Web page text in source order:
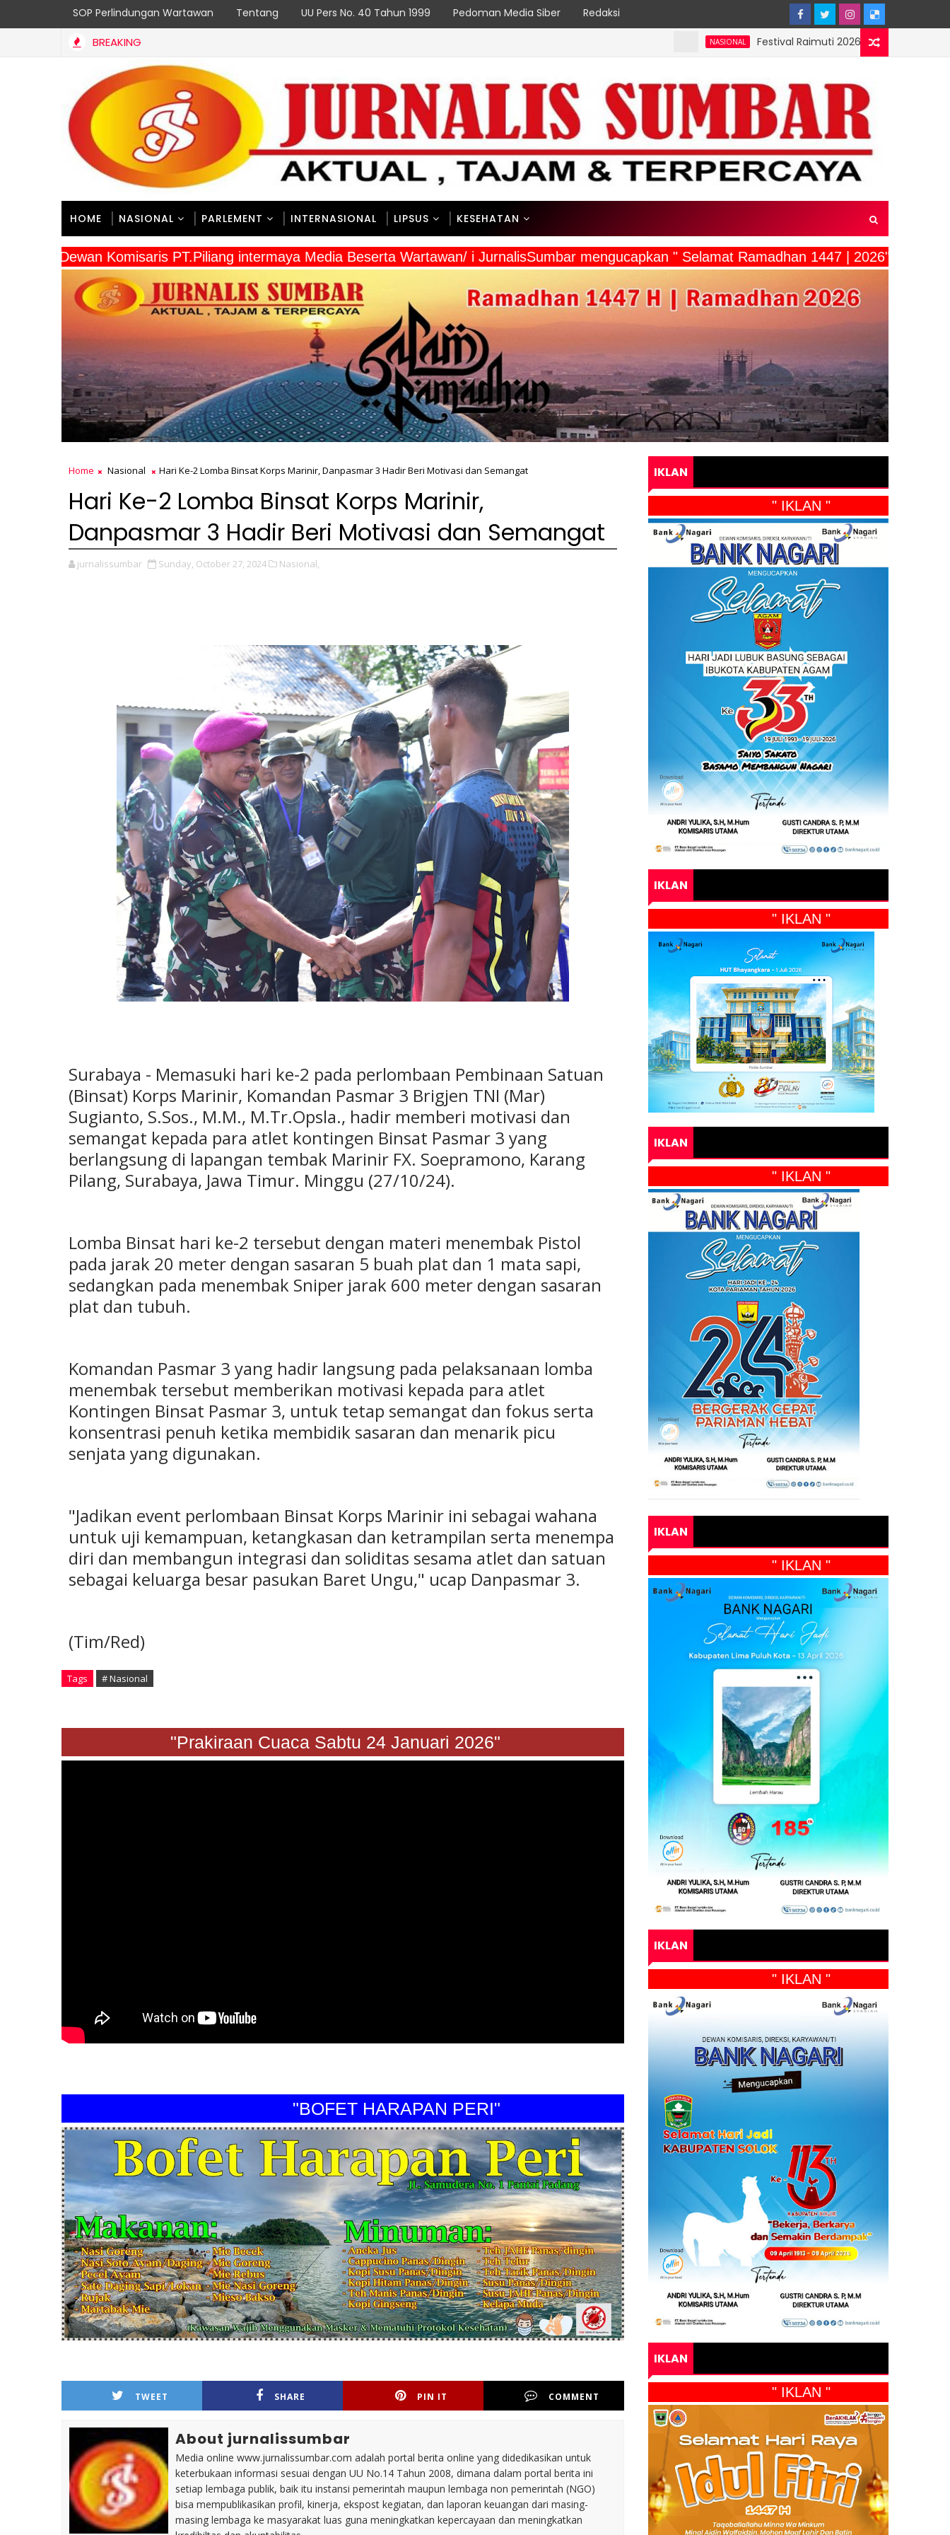
SOP Perlindungan Wartawan Tentang UU Pers No. 40 Tahun 1999 Pedoman Media Siber Redaksi
BREAKING Festival Raimuti 2026 Meriah, Final Dayung dan
HOME NASIONAL PARLEMENT INTERNASIONAL LIPSUS KESEHATAN
" Dewan Komisaris PT.Piliang intermaya Media Beserta Wartawan/ i JurnalisSumbar mengucapkan " Selamat Ramadhan 1447 | 2026"
Home Nasional Hari Ke-2 Lomba Binsat Korps Marinir, Danpasmar 3 Hadir Beri Motivasi dan Semangat
Hari Ke-2 Lomba Binsat Korps Marinir,
Danpasmar 3 Hadir Beri Motivasi dan Semangat
jurnalissumbar Sunday, October 27, 2024 Nasional,
Surabaya - Memasuki hari ke-2 pada perlombaan Pembinaan Satuan
(Binsat) Korps Marinir, Komandan Pasmar 3 Brigjen TNI (Mar)
Sugianto, S.Sos., M.M., M.Tr.Opsla., hadir memberi motivasi dan
semangat kepada para atlet kontingen Binsat Pasmar 3 yang
berlangsung di lapangan tembak Marinir FX. Soepramono, Karang
Pilang, Surabaya, Jawa Timur. Minggu (27/10/24).
Lomba Binsat hari ke-2 tersebut dengan materi menembak Pistol
pada jarak 20 meter dengan sasaran 5 buah plat dan 1 mata sapi,
sedangkan pada menembak Sniper jarak 600 meter dengan sasaran
plat dan tubuh.
Komandan Pasmar 3 yang hadir langsung pada pelaksanaan lomba
menembak tersebut memberikan motivasi kepada para atlet
Kontingen Binsat Pasmar 3, untuk tetap semangat dan fokus serta
konsentrasi penuh ketika membidik sasaran dan menarik picu
senjata yang digunakan.
"Jadikan event perlombaan Binsat Korps Marinir ini sebagai wahana
untuk uji kemampuan, ketangkasan dan ketrampilan serta menempa
diri dan membangun integrasi dan soliditas sesama atlet dan satuan
sebagai keluarga besar pasukan Baret Ungu," ucap Danpasmar 3.
(Tim/Red)
Tags # Nasional
"Prakiraan Cuaca Sabtu 24 Januari 2026"
"BOFET HARAPAN PERI"
TWEET SHARE PIN IT COMMENT
About jurnalissumbar
Media online www.jurnalissumbar.com adalah portal berita online yang didedikasikan untuk
keterbukaan informasi sesuai dengan UU No.14 Tahun 2008, dimana dalam portal berita ini
setiap lembaga publik, baik itu instansi pemerintah maupun lembaga non pemerintah (NGO)
bisa mempublikasikan profil, kinerja, ekspost kegiatan, dan laporan keuangan dari masing-
masing lembaga ke masyarakat luas guna meningkatkan kepercayaan dan meningkatkan
IKLAN
" IKLAN "
IKLAN
" IKLAN "
IKLAN
" IKLAN "
IKLAN
" IKLAN "
IKLAN
" IKLAN "
IKLAN
" IKLAN "